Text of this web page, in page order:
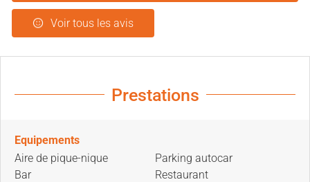
Voir tous les avis
Prestations
Equipements
Aire de pique-nique
Bar
Parking autocar
Restaurant